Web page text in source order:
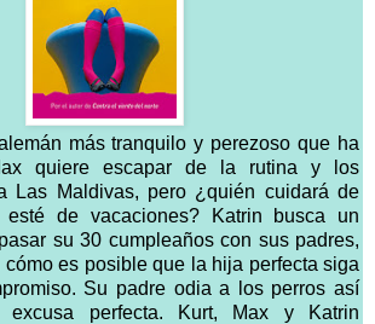
más tranquilo y perezoso que ha
quiere escapar de la rutina y los
Las Maldivas, pero ¿quién cuidará de
esté de vacaciones? Katrin busca un
su 30 cumpleaños con sus padres,
es posible que la hija perfecta siga
Su padre odia a los perros así
perfecta. Kurt, Max y Katrin